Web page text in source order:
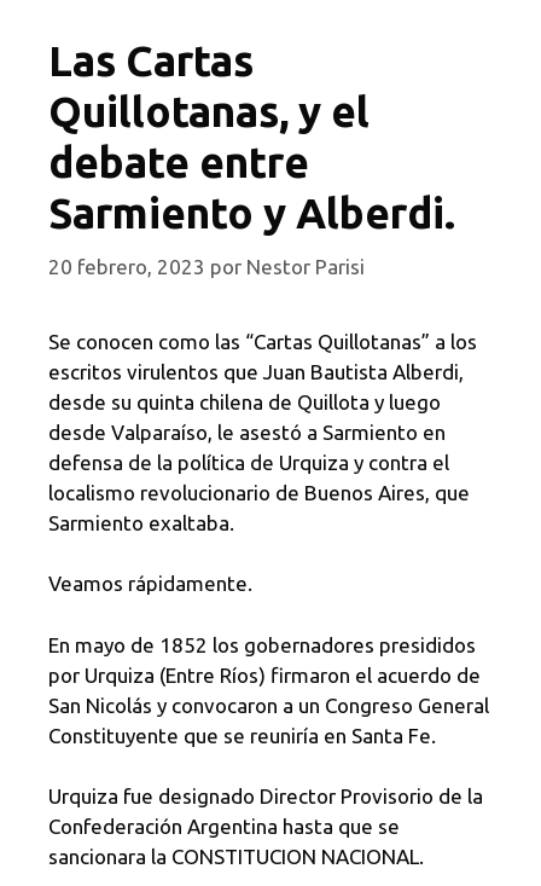
Las Cartas
Quillotanas, y el
debate entre
Sarmiento y Alberdi.
20 febrero, 2023 por Nestor Parisi
Se conocen como las “Cartas Quillotanas” a los
escritos virulentos que Juan Bautista Alberdi,
desde su quinta chilena de Quillota y luego
desde Valparaíso, le asestó a Sarmiento en
defensa de la política de Urquiza y contra el
localismo revolucionario de Buenos Aires, que
Sarmiento exaltaba.
Veamos rápidamente.
En mayo de 1852 los gobernadores presididos
por Urquiza (Entre Ríos) firmaron el acuerdo de
San Nicolás y convocaron a un Congreso General
Constituyente que se reuniría en Santa Fe.
Urquiza fue designado Director Provisorio de la
Confederación Argentina hasta que se
sancionara la CONSTITUCION NACIONAL.